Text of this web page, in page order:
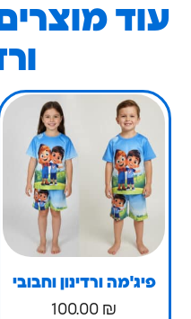
מוצרים
ורדינון וחבובי
100.00